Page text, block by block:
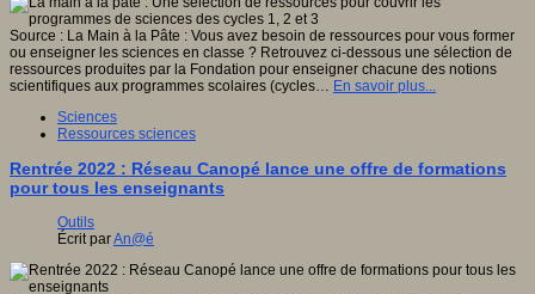
Source : La Main à la Pâte : Vous avez besoin de ressources pour vous former
ou enseigner les sciences en classe ? Retrouvez ci-dessous une sélection de
ressources produites par la Fondation pour enseigner chacune des notions
scientifiques aux programmes scolaires (cycles… En savoir plus...
Sciences
Ressources sciences
Rentrée 2022 : Réseau Canopé lance une offre de formations
pour tous les enseignants
Outils
Écrit parAn@é